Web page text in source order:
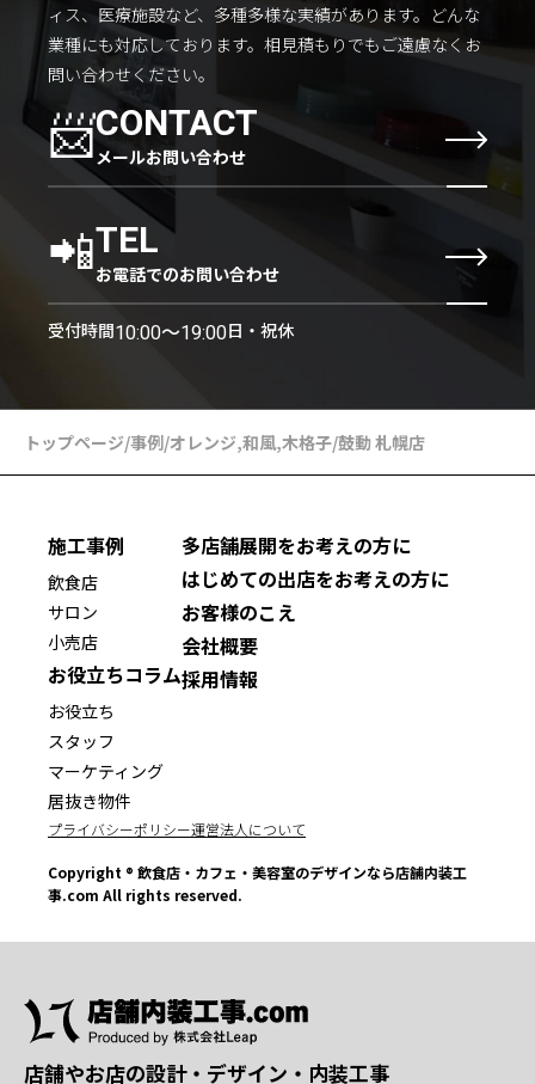
ィス、医療施設など、多種多様な実績があります。 どんな
業種にも対応しております。 相見積もりでもご遠慮なくお
問い合わせください。
📨CONTACT
メールお問い合わせ
📲TEL
お電話でのお問い合わせ
受付時間10:00〜19:00日・祝休
トップページ/事例/オレンジ,和風,木格子/鼓動 札幌店
施工事例
飲食店
サロン
小売店
お役立ちコラム
お役立ち
スタッフ
マーケティング
居抜き物件
多店舗展開をお考えの方に
はじめての出店をお考えの方に
お客様のこえ
会社概要
採用情報
プライバシーポリシー運営法人について
Copyright ® 飲食店・カフェ・美容室のデザインなら店舗内装工
事.com All rights reserved.
店舗やお店の設計・デザイン・内装工事